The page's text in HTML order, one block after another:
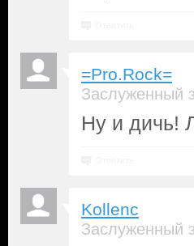
=Pro.Rock=
Заслуженный
Ну и дичь!
Kollenc
Заслуженный